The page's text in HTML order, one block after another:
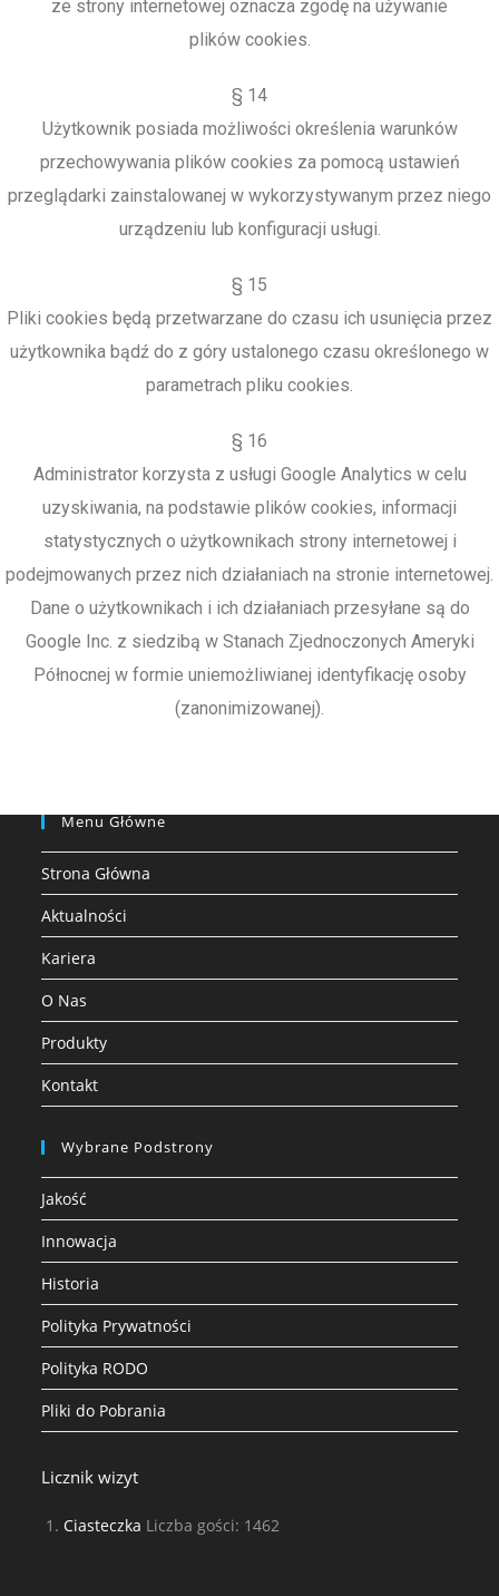
ze strony internetowej oznacza zgodę na używanie
plików cookies.
§ 14
Użytkownik posiada możliwości określenia warunków
przechowywania plików cookies za pomocą ustawień
przeglądarki zainstalowanej w wykorzystywanym przez niego
urządzeniu lub konfiguracji usługi.
§ 15
Pliki cookies będą przetwarzane do czasu ich usunięcia przez
użytkownika bądź do z góry ustalonego czasu określonego w
parametrach pliku cookies.
§ 16
Administrator korzysta z usługi Google Analytics w celu
uzyskiwania, na podstawie plików cookies, informacji
statystycznych o użytkownikach strony internetowej i
podejmowanych przez nich działaniach na stronie internetowej.
Dane o użytkownikach i ich działaniach przesyłane są do
Google Inc. z siedzibą w Stanach Zjednoczonych Ameryki
Północnej w formie uniemożliwianej identyfikację osoby
(zanonimizowanej).
Menu Główne
Strona Główna
Aktualności
Kariera
O Nas
Produkty
Kontakt
Wybrane Podstrony
Jakość
Innowacja
Historia
Polityka Prywatności
Polityka RODO
Pliki do Pobrania
Licznik wizyt
Ciasteczka Liczba gości: 1462